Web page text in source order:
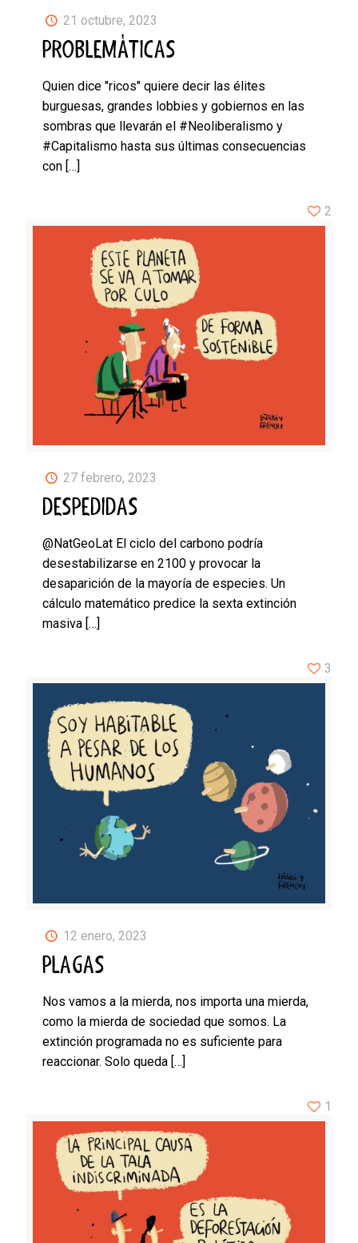
21 octubre, 2023
PROBLEMÁTICAS
Quien dice "ricos" quiere decir las élites
burguesas, grandes lobbies y gobiernos en las
sombras que llevarán el #Neoliberalismo y
#Capitalismo hasta sus últimas consecuencias
con […]
27 febrero, 2023
DESPEDIDAS
@NatGeoLat El ciclo del carbono podría
desestabilizarse en 2100 y provocar la
desaparición de la mayoría de especies. Un
cálculo matemático predice la sexta extinción
masiva […]
2
12 enero, 2023
PLAGAS
Nos vamos a la mierda, nos importa una mierda,
como la mierda de sociedad que somos. La
extinción programada no es suficiente para
reaccionar. Solo queda […]
3
1